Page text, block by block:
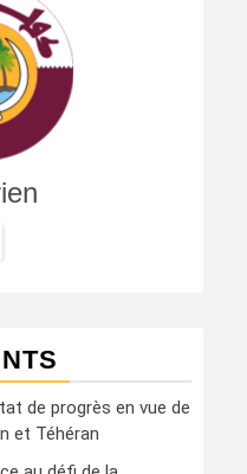
de progrès en vue de
et Téhéran